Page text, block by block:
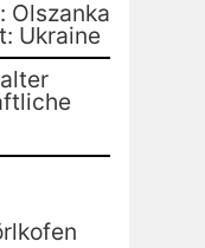
Olszanka
Ukraine